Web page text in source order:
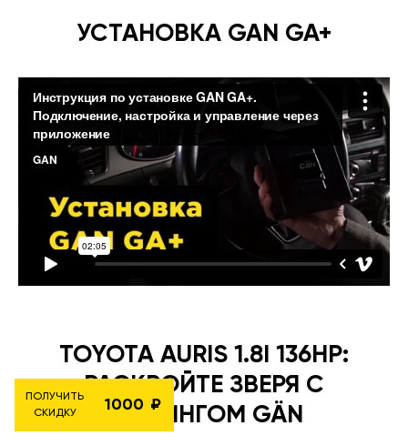
УСТАНОВКА GAN GA+
TOYOTA AURIS 1.8I 136HP:
РАСКРОЙТЕ ЗВЕРЯ С
ТЮНИНГОМ GÄN
ПОЛУЧИТЬ
СКИДКУ
1000